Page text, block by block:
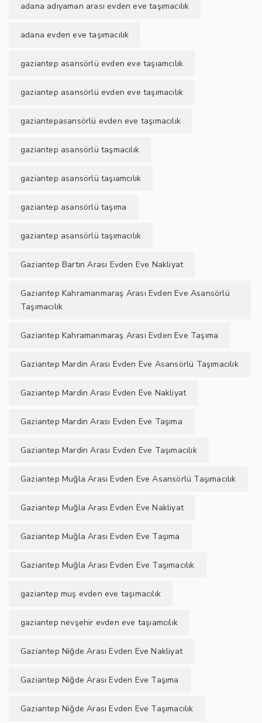
adana adıyaman arası evden eve taşımacılık
adana evden eve taşımacılık
gaziantep asansörlü evden eve taşıamcılık
gaziantep asansörlü evden eve taşımacılık
gaziantepasansörlü evden eve taşımacılık
gaziantep asansörlü taşmacılık
gaziantep asansörlü taşıamcılık
gaziantep asansörlü taşıma
gaziantep asansörlü taşımacılık
Gaziantep Bartın Arası Evden Eve Nakliyat
Gaziantep Kahramanmaraş Arası Evden Eve Asansörlü
Taşımacılık
Gaziantep Kahramanmaraş Arası Evden Eve Taşıma
Gaziantep Mardin Arası Evden Eve Asansörlü Taşımacılık
Gaziantep Mardin Arası Evden Eve Nakliyat
Gaziantep Mardin Arası Evden Eve Taşıma
Gaziantep Mardin Arası Evden Eve Taşımacılık
Gaziantep Muğla Arası Evden Eve Asansörlü Taşımacılık
Gaziantep Muğla Arası Evden Eve Nakliyat
Gaziantep Muğla Arası Evden Eve Taşıma
Gaziantep Muğla Arası Evden Eve Taşımacılık
gaziantep muş evden eve taşımacılık
gaziantep nevşehir evden eve taşıamcılık
Gaziantep Niğde Arası Evden Eve Nakliyat
Gaziantep Niğde Arası Evden Eve Taşıma
Gaziantep Niğde Arası Evden Eve Taşımacılık